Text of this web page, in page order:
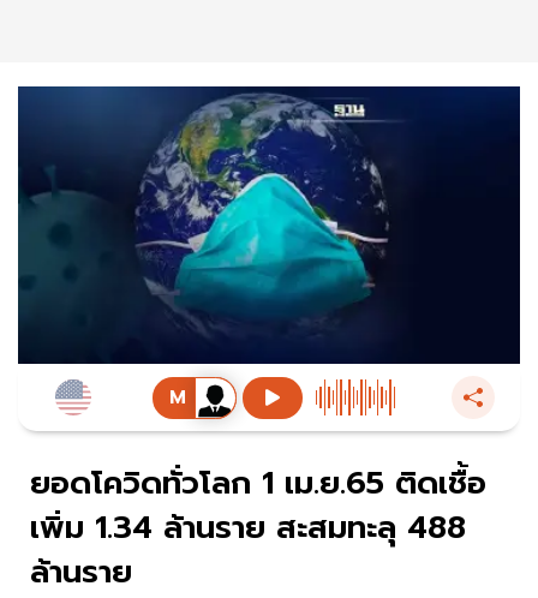
ยอดโควิดทั่วโลก 1 เม.ย.65 ติดเชื้อ
เพิ่ม 1.34 ล้านราย สะสมทะลุ 488
ล้านราย